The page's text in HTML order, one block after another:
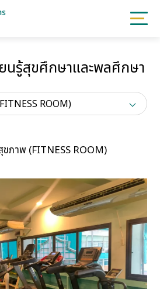
ยนรู้สุขศึกษาและพลศึกษา
ROOM)
ภาพ (FITNESS ROOM)